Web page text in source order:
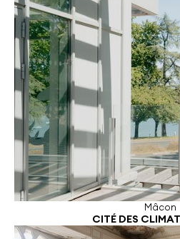
Mâcon
CITÉ DES